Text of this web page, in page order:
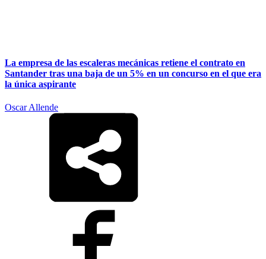
La empresa de las escaleras mecánicas retiene el contrato en
Santander tras una baja de un 5% en un concurso en el que era
la única aspirante
Oscar Allende